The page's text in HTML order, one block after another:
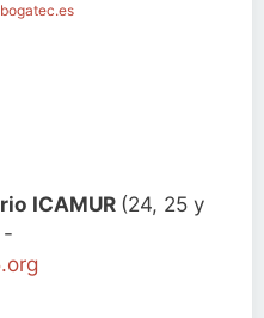
ICAMUR (24, 25 y
-